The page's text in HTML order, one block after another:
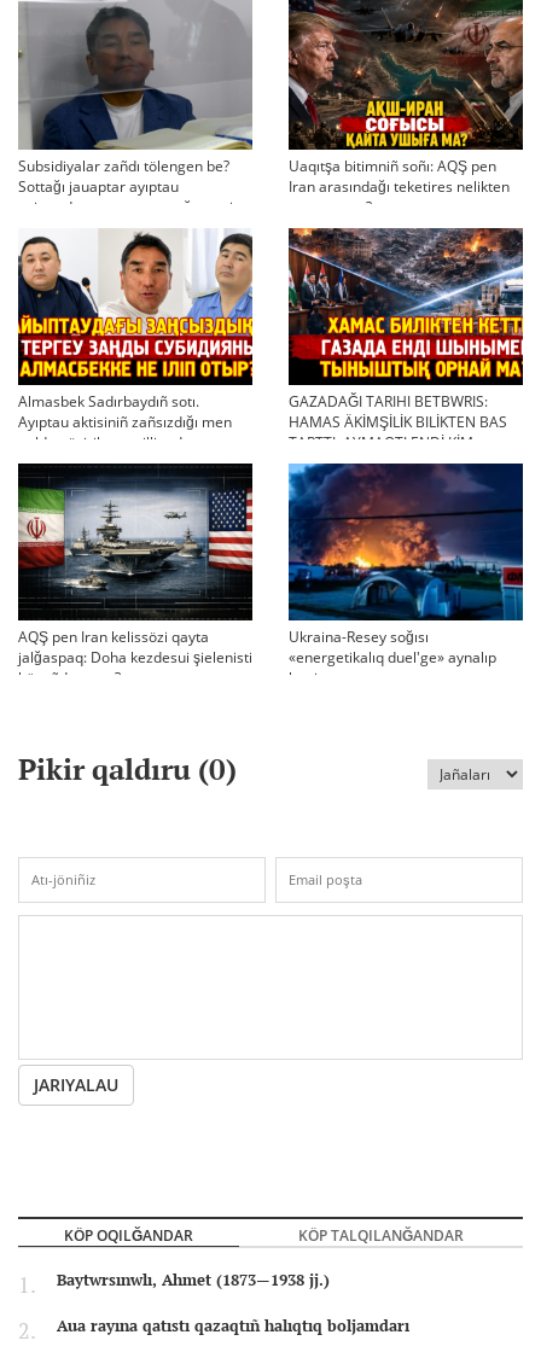
Subsidiyalar zañdı tölengen be?
Sottağı jauaptar ayıptau
twjırımdarın qayta qarauğa negiz
bola ala ma?
Uaqıtşa bitimniñ soñı: AQŞ pen
Iran arasındağı teketires nelikten
qayta uşıqtı?
Almasbek Sadırbaydıñ sotı.
Ayıptau aktisiniñ zañsızdığı men
qoldan ösirilgen milliondar
GAZADAĞI TARIHI BETBWRIS:
HAMAS ÄKİMŞİLİK BILİKTEN BAS
TARTTI. AYMAQTI ENDİ KİM
BASQARADI?
AQŞ pen Iran kelissözi qayta
jalğaspaq: Doha kezdesui şielenisti
bäseñdete me?
Ukraina-Resey soğısı
«energetikalıq duel'ge» aynalıp
ketti
Pikir qaldıru (0)
JARIYALAU
KÖP OQILĞANDAR KÖP TALQILANĞANDAR
Baytwrsınwlı, Ahmet (1873—1938 jj.)
Aua rayına qatıstı qazaqtıñ halıqtıq boljamdarı